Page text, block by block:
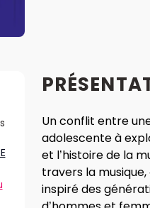
Un conflit entre
adolescente à
et l’histoire de la
travers la
inspiré des